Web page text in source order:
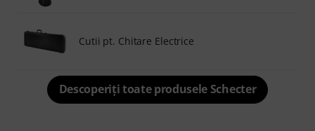
Cutii pt. Chitare Electrice
Descoperiți toate produsele Schecter